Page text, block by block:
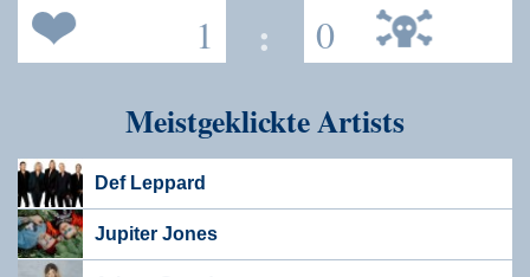
1 : 0
Meistgeklickte Artists
Def Leppard
Jupiter Jones